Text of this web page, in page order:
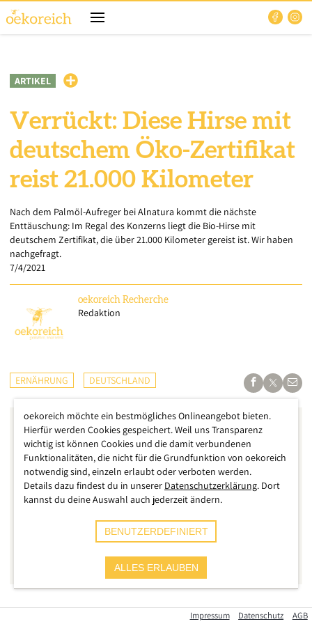
ARTIKEL
Verrückt: Diese Hirse mit
deutschem Öko-Zertifikat
reist 21.000 Kilometer
Nach dem Palmöl-Aufreger bei Alnatura kommt die nächste
Enttäuschung: Im Regal des Konzerns liegt die Bio-Hirse mit
deutschem Zertifikat, die über 21.000 Kilometer gereist ist. Wir haben
nachgefragt.
7/4/2021
oekoreich Recherche
Redaktion
ERNÄHRUNG DEUTSCHLAND
Nach unserer Kritik an den vielen Produkten mitPalmöl im
Impressum Datenschutz AGB
oekoreich möchte ein bestmögliches Onlineangebot bieten.
Hierfür werden Cookies gespeichert. Weil uns Transparenz
wichtig ist können Cookies und die damit verbundenen
Funktionalitäten, die nicht für die Grundfunktion von oekoreich
notwendig sind, einzeln erlaubt oder verboten werden.
Details dazu findest du in unserer Datenschutzerklärung. Dort
kannst du deine Auswahl auch jederzeit ändern.
BENUTZERDEFINIERT
ALLES ERLAUBEN